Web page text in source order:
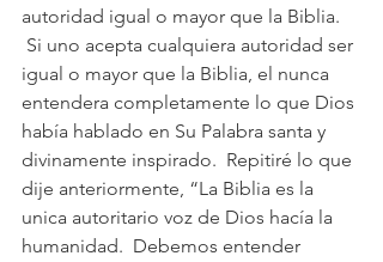
autoridad igual o mayor que la Biblia.
Si uno acepta cualquiera autoridad ser
igual o mayor que la Biblia, el nunca
entendera completamente lo que Dios
había hablado en Su Palabra santa y
divinamente inspirado.  Repitiré lo que
dije anteriormente, “La Biblia es la
unica autoritario voz de Dios hacía la
humanidad.  Debemos entender